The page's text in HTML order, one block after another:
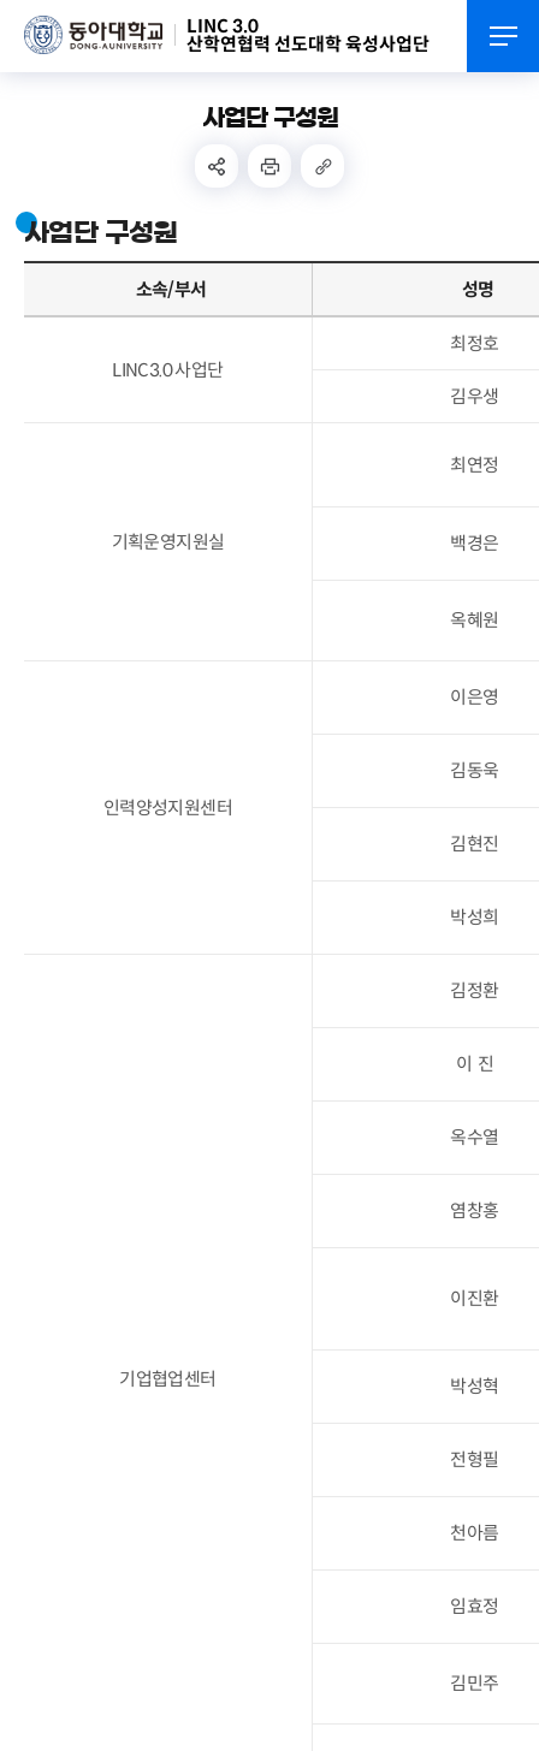
LINC 3.0
산학연협력 선도대학 육성사업단
사업단 구성원
사업단 구성원
소속/부서 성명
LINC3.0 사업단
최정호
김우생
기획운영지원실
최연정
백경은
옥혜원
인력양성지원센터
이은영
김동욱
김현진
박성희
기업협업센터
김정환
이 진
옥수열
염창홍
이진환
박성혁
전형필
천아름
임효정
김민주